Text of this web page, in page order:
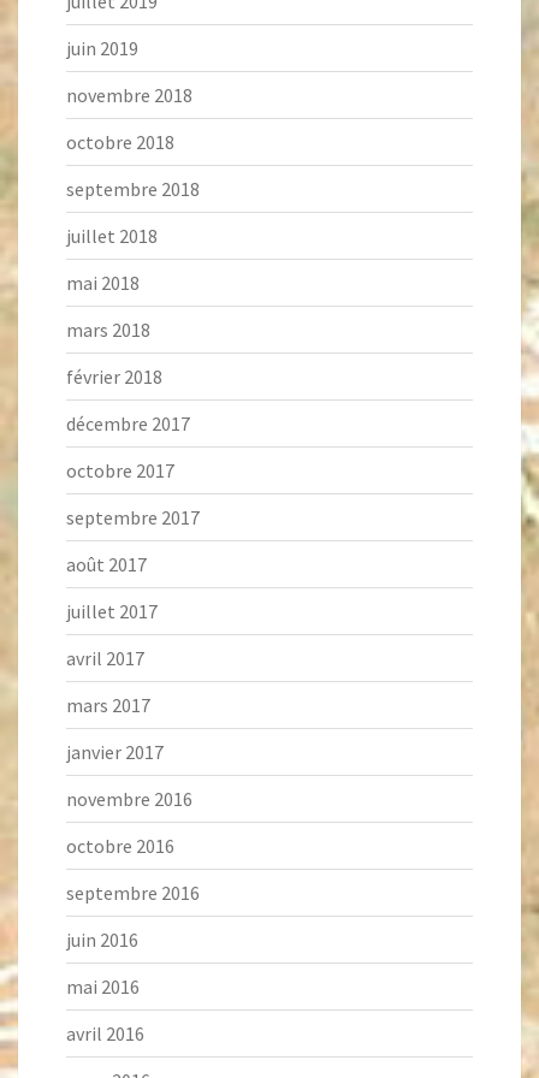
juin 2019
novembre 2018
octobre 2018
septembre 2018
juillet 2018
mai 2018
mars 2018
février 2018
décembre 2017
octobre 2017
septembre 2017
août 2017
juillet 2017
avril 2017
mars 2017
janvier 2017
novembre 2016
octobre 2016
septembre 2016
juin 2016
mai 2016
avril 2016